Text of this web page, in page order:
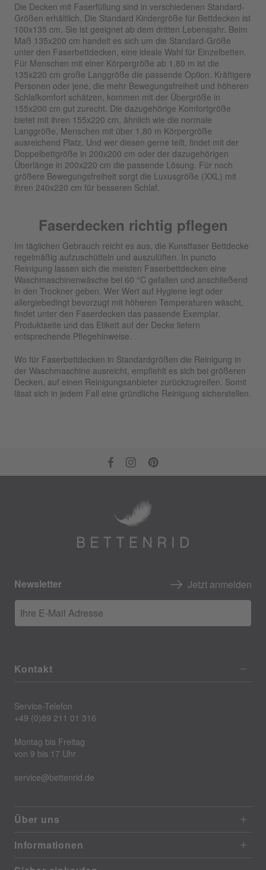
Die Decken mit Faserfüllung sind in verschiedenen Standard-
Größen erhältlich. Die Standard Kindergröße für Bettdecken ist
100x135 cm. Sie ist geeignet ab dem dritten Lebensjahr. Beim
Maß 135x200 cm handelt es sich um die Standard-Größe
unter den Faserbettdecken, eine ideale Wahl für Einzelbetten.
Für Menschen mit einer Körpergröße ab 1,80 m ist die
135x220 cm große Langgröße die passende Option. Kräftigere
Personen oder jene, die mehr Bewegungsfreiheit und höheren
Schlafkomfort schätzen, kommen mit der Übergröße in
155x200 cm gut zurecht. Die dazugehörige Komfortgröße
bietet mit ihren 155x220 cm, ähnlich wie die normale
Langgröße, Menschen mit über 1,80 m Körpergröße
ausreichend Platz. Und wer diesen gerne teilt, findet mit der
Doppelbettgröße in 200x200 cm oder der dazugehörigen
Überlänge in 200x220 cm die passende Lösung. Für noch
größere Bewegungsfreiheit sorgt die Luxusgröße (XXL) mit
ihren 240x220 cm für besseren Schlaf.
Faserdecken richtig pflegen
Im täglichen Gebrauch reicht es aus, die Kunstfaser Bettdecke
regelmäßig aufzuschütteln und auszulüften. In puncto
Reinigung lassen sich die meisten Faserbettdecken eine
Waschmaschinenwäsche bei 60 °C gefallen und anschließend
in den Trockner geben. Wer Wert auf Hygiene legt oder
allergiebedingt bevorzugt mit höheren Temperaturen wäscht,
findet unter den Faserdecken das passende Exemplar.
Produktseite und das Etikett auf der Decke liefern
entsprechende Pflegehinweise.
Wo für Faserbettdecken in Standardgrößen die Reinigung in
der Waschmaschine ausreicht, empfiehlt es sich bei größeren
Decken, auf einen Reinigungsanbieter zurückzugreifen. Somit
lässt sich in jedem Fall eine gründliche Reinigung sicherstellen.
Newsletter Jetzt anmelden
Ihre E-Mail Adresse
Kontakt
Service-Telefon
+49 (0)89 211 01 316
Montag bis Freitag
von 9 bis 17 Uhr
service@bettenrid.de
Über uns
Informationen